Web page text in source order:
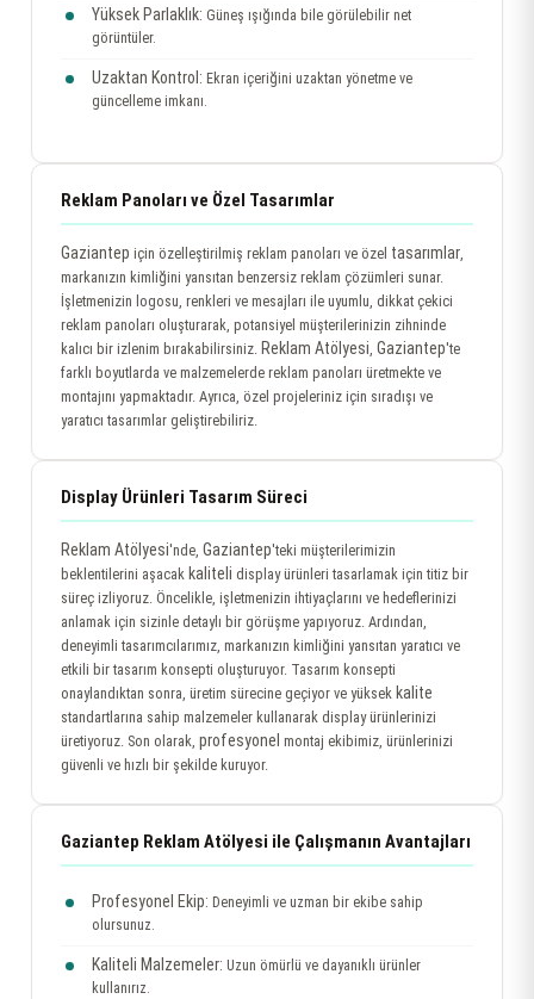
Yüksek Parlaklık: Güneş ışığında bile görülebilir net
görüntüler.
Uzaktan Kontrol: Ekran içeriğini uzaktan yönetme ve
güncelleme imkanı.
Reklam Panoları ve Özel Tasarımlar
Gaziantep için özelleştirilmiş reklam panoları ve özel tasarımlar,
markanızın kimliğini yansıtan benzersiz reklam çözümleri sunar.
İşletmenizin logosu, renkleri ve mesajları ile uyumlu, dikkat çekici
reklam panoları oluşturarak, potansiyel müşterilerinizin zihninde
kalıcı bir izlenim bırakabilirsiniz. Reklam Atölyesi, Gaziantep'te
farklı boyutlarda ve malzemelerde reklam panoları üretmekte ve
montajını yapmaktadır. Ayrıca, özel projeleriniz için sıradışı ve
yaratıcı tasarımlar geliştirebiliriz.
Display Ürünleri Tasarım Süreci
Reklam Atölyesi'nde, Gaziantep'teki müşterilerimizin
beklentilerini aşacak kaliteli display ürünleri tasarlamak için titiz bir
süreç izliyoruz. Öncelikle, işletmenizin ihtiyaçlarını ve hedeflerinizi
anlamak için sizinle detaylı bir görüşme yapıyoruz. Ardından,
deneyimli tasarımcılarımız, markanızın kimliğini yansıtan yaratıcı ve
etkili bir tasarım konsepti oluşturuyor. Tasarım konsepti
onaylandıktan sonra, üretim sürecine geçiyor ve yüksek kalite
standartlarına sahip malzemeler kullanarak display ürünlerinizi
üretiyoruz. Son olarak, profesyonel montaj ekibimiz, ürünlerinizi
güvenli ve hızlı bir şekilde kuruyor.
Gaziantep Reklam Atölyesi ile Çalışmanın Avantajları
Profesyonel Ekip: Deneyimli ve uzman bir ekibe sahip
olursunuz.
Kaliteli Malzemeler: Uzun ömürlü ve dayanıklı ürünler
kullanırız.